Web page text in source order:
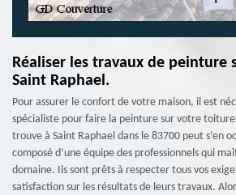
Réaliser les travaux de peinture
Saint Raphael.
Pour assurer le confort de votre maison, il est
spécialiste pour faire la peinture sur votre
trouve à Saint Raphael dans le 83700 peut s’en
composé d’une équipe des professionnels qui
domaine. Ils sont prêts à respecter tous vos
satisfaction sur les résultats de leurs travaux.